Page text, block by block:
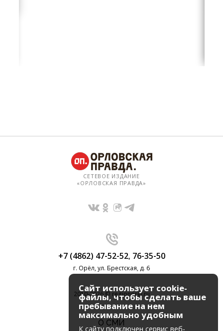
СЕТЕВОЕ ИЗДАНИЕ
«ОРЛОВСКАЯ ПРАВДА»
+7 (4862) 47-52-52, 76-35-50
г. Орёл, ул. Брестская, д. 6
2010-2026 © regionorel.ru
О СМИ
Сайт использует cookie-
файлы, чтобы сделать ваше
пребывание на нем
максимально удобным
К cайту подключен сервис веб-